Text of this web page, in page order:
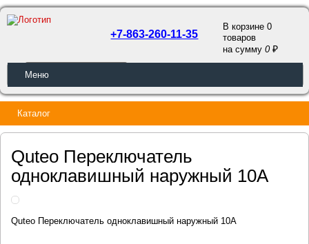
ОБРАТНЫЙ ЗВОНОК
+7-863-260-11-35
В корзине 0
товаров
на сумму0
Меню
Каталог
Quteo Переключатель
одноклавишный наружный 10А
Quteo Переключатель одноклавишный наружный 10А